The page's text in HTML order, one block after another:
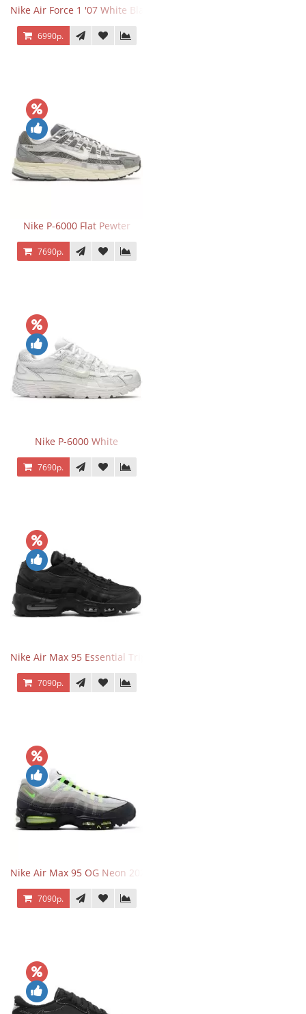
Nike Air Force 1 '07 White Black
6990р.
Nike P-6000 Flat Pewter
7690р.
Nike P-6000 White
7690р.
Nike Air Max 95 Essential Triple Black
7090р.
Nike Air Max 95 OG Neon 2025
7090р.